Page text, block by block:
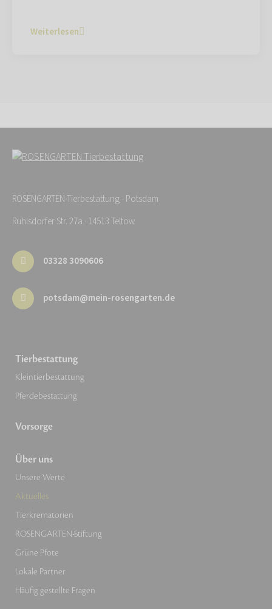
Weiterlesen
ROSENGARTEN-Tierbestattung - Potsdam
Ruhlsdorfer Str. 27a · 14513 Teltow
03328 3090606
potsdam@mein-rosengarten.de
Tierbestattung
Kleintierbestattung
Pferdebestattung
Vorsorge
Über uns
Unsere Werte
Aktuelles
Tierkrematorien
ROSENGARTEN-Stiftung
Grüne Pfote
Lokale Partner
Häufig gestellte Fragen